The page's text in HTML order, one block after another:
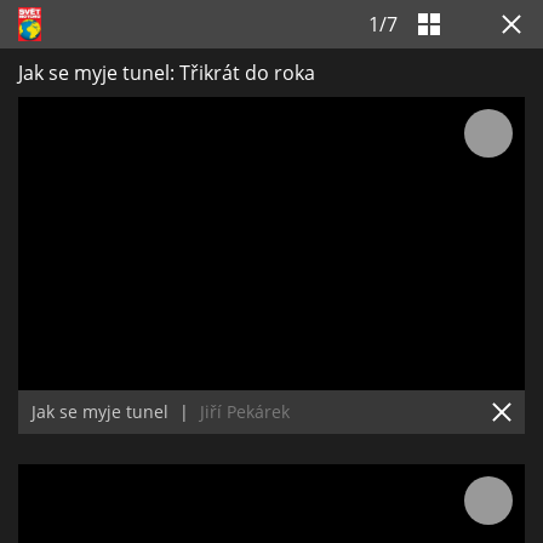
1/7
Jak se myje tunel: Třikrát do roka
Jak se myje tunel | Jiří Pekárek